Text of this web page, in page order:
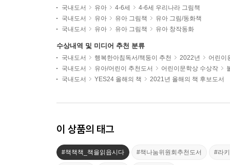
국내도서 유아 4-6세
4-6세 우리나라 그림책
국내도서
유아 유아 그림책
유아 그림/동화책
국내도서
유아 유아 그림책 유아 창작동화
수상내역 및 미디어 추천 분류
국내도서 행복한아침독서/책둥이 추천 2022년
어린이
국내도서
유아/어린이 추천도서 어린이문학상 수상작
국내도서
YES24 올해의 책 2021년 올해의 책 후보도서
이 상품의 태그
#책책책_책을읽읍시다 #책나눔위원회추천도서 #라